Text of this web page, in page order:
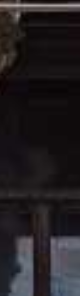
v poriadku? Môj test